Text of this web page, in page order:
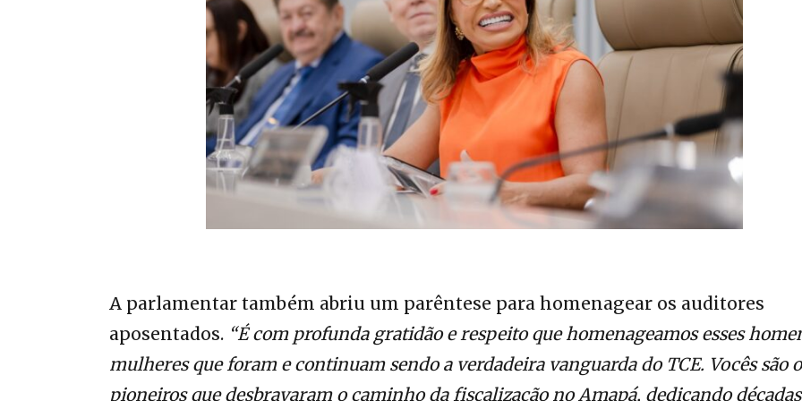
A parlamentar também abriu um parêntese para homenagear os auditores
aposentados. “É com profunda gratidão e respeito que homenageamos esses
mulheres que foram e continuam sendo a verdadeira vanguarda do TCE. Vocês são
pioneiros que desbravaram o caminho da fiscalização no Amapá, dedicando